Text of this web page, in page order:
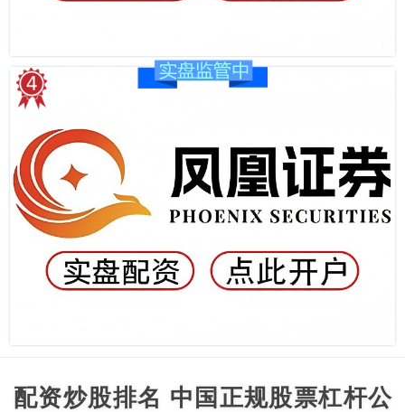
配资炒股排名 中国正规股票杠杆公